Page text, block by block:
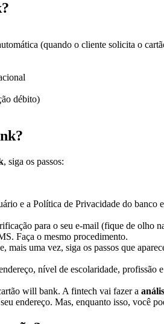
(quando o cliente solicita o
débito)
, siga os passos:
e a Política de Privacidade do
para o seu e-mail (fique de olho
Faça o mesmo procedimento.
mais uma vez, siga os passos que
nível de escolaridade,
will bank. A fintech vai fazer a
endereço. Mas, enquanto isso, você